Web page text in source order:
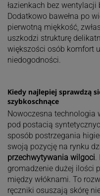
łazienkach bez
Dodatkowo bawełna po
pierwotną miękkość,
uszkodzi strukturę
większości osób komfort
niedogodności.
Kiedy najlepiej sprawdzą
szybkoschnące
Nowoczesna technologia
pod postacią
sposób postrzegania
swoją pozycję na rynku
przechwytywania wilgoci.
gromadzenie dużej ilości
między włóknami. To
ręczniki osuszają skórę